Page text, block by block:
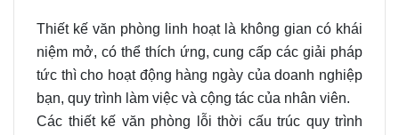
Thiết kế văn phòng linh hoạt là không gian có khái
niệm mở, có thể thích ứng, cung cấp các giải pháp
tức thì cho hoạt động hàng ngày của doanh nghiệp
bạn, quy trình làm việc và cộng tác của nhân viên.
Các thiết kế văn phòng lỗi thời cấu trúc quy trình